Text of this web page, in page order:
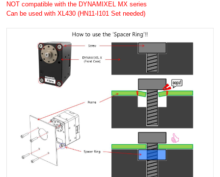
NOT compatible with the DYNAMIXEL MX series
Can be used with XL430 (HN11-I101 Set needed)